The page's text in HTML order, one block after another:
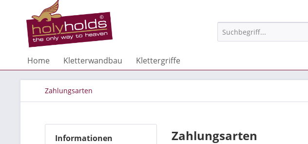
Home Kletterwandbau Klettergriffe
Zahlungsarten
Informationen Zahlungsarten